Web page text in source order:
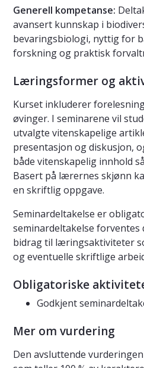
Generell kompetanse:
avansert kunnskap i
bevaringsbiologi, nyttig for
forskning og praktisk
Læringsformer og
Kurset inkluderer
øvinger. I seminarene vil
utvalgte vitenskapelige
presentasjon og diskusjon,
både vitenskapelig innhold
Basert på lærernes skjønn
en skriftlig oppgave.
Seminardeltakelse er
seminardeltakelse forventes
bidrag til læringsaktiviteter
og eventuelle skriftlige
Obligatoriske
Godkjent
Mer om vurdering
Den avsluttende